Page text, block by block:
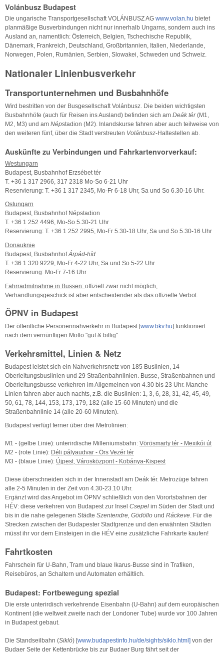
Volánbusz Budapest
Die ungarische Transportgesellschaft VOLÁNBUSZ AG www.volan.hu bietet
planmäßige Busverbindungen nicht nur innerhalb Ungarns, sondern auch ins
Ausland an, namentlich: Österreich, Belgien, Tschechische Republik,
Dänemark, Frankreich, Deutschland, Großbritannien, Italien, Niederlande,
Norwegen, Polen, Rumänien, Serbien, Slowakei, Schweden und Schweiz.
Nationaler Linienbusverkehr
Transportunternehmen und Busbahnhöfe
Wird bestritten von der Busgesellschaft Volánbusz. Die beiden wichtigsten
Busbahnhöfe (auch für Reisen ins Ausland) befinden sich am Deák tér(M1,
M2, M3) und am Népstadion (M2). Inlandskurse fahren aber auch teilweise von
den weiteren fünf, über die Stadt verstreuten Volánbusz-Haltestellen ab.
Auskünfte zu Verbindungen und Fahrkartenvorverkauf:
Westungarn
Budapest, Busbahnhof Erzsébet tér
T. +36 1 317 2966, 317 2318 Mo-So 6-21 Uhr
Reservierung: T. +36 1 317 2345, Mo-Fr 6-18 Uhr, Sa und So 6.30-16 Uhr.
Ostungarn
Budapest, Busbahnhof Népstadion
T. +36 1 252 4496, Mo-So 5.30-21 Uhr
Reservierung: T. +36 1 252 2995, Mo-Fr 5.30-18 Uhr, Sa und So 5.30-16 Uhr
Donauknie
Budapest, BusbahnhofÁrpád-híd
T. +36 1 320 9229, Mo-Fr 4-22 Uhr, Sa und So 5-22 Uhr
Reservierung: Mo-Fr 7-16 Uhr
Fahrradmitnahme in Bussen: offiziell zwar nicht möglich,
Verhandlungsgeschick ist aber entscheidender als das offizielle Verbot.
ÖPNV in Budapest
Der öffentliche Personennahverkehr in Budapest [www.bkv.hu] funktioniert
nach dem vernünftigen Motto "gut & billig".
Verkehrsmittel, Linien & Netz
Budapest leistet sich ein Nahverkehrsnetz von 185 Buslinien, 14
Oberleitungsbuslinien und 29 Straßenbahnlinien. Busse, Straßenbahnen und
Oberleitungsbusse verkehren im Allgemeinen von 4.30 bis 23 Uhr. Manche
Linien fahren aber auch nachts, z.B. die Buslinien: 1, 3, 6, 28, 31, 42, 45, 49,
50, 61, 78, 144, 153, 173, 179, 182 (alle 15-60 Minuten) und die
Straßenbahnlinie 14 (alle 20-60 Minuten).
Budapest verfügt ferner über drei Metrolinien:
M1 - (gelbe Linie): unterirdische Milleniumsbahn: Vörösmarty tér - Mexikói út
M2 - (rote Linie): Déli pályaudvar - Örs Vezér tér
M3 - (blaue Linie): Újpest, Városközpont - Kobánya-Kispest
Diese überschneiden sich in der Innenstadt am Deák tér. Metrozüge fahren
alle 2-5 Minuten in der Zeit von 4.30-23.10 Uhr.
Ergänzt wird das Angebot im ÖPNV schließlich von den Vorortsbahnen der
HÉV: diese verkehren von Budapest zur Insel Csepel im Süden der Stadt und
bis in die nahe gelegenen Städte Szentendre, Gödöllo und Ráckeve. Für die
Strecken zwischen der Budapester Stadtgrenze und den erwähnten Städten
müsst ihr vor dem Einsteigen in die HÉV eine zusätzliche Fahrkarte kaufen!
Fahrtkosten
Fahrschein für U-Bahn, Tram und blaue Ikarus-Busse sind in Trafiken,
Reisebüros, an Schaltern und Automaten erhältlich.
Budapest: Fortbewegung spezial
Die erste unterirdisch verkehrende Eisenbahn (U-Bahn) auf dem europäischen
Kontinent (die weltweit zweite nach der Londoner Tube) wurde vor 100 Jahren
in Budapest gebaut.
Die Standseilbahn (Sikló) [www.budapestinfo.hu/de/sights/siklo.html] von der
Budaer Seite der Kettenbrücke bis zur Budaer Burg fährt seit der